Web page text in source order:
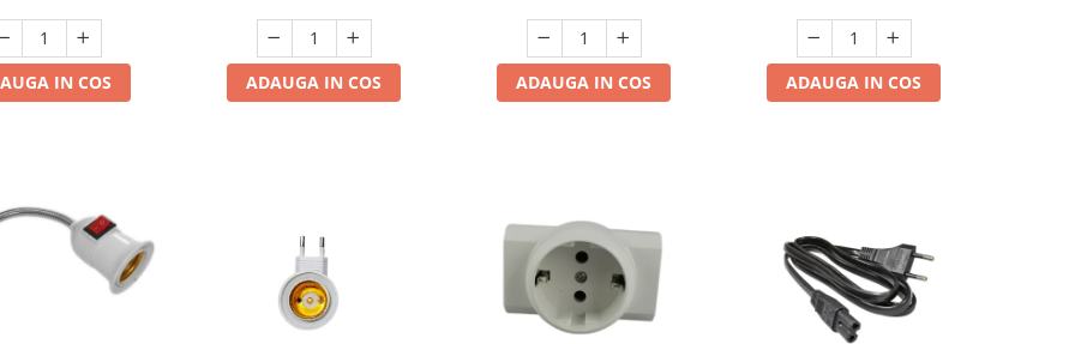
IN COS ADAUGA IN COS ADAUGA IN COS ADAUGA IN COS